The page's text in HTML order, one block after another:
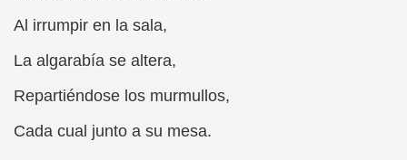
Al irrumpir en la sala,
La algarabía se altera,
Repartiéndose los murmullos,
Cada cual junto a su mesa.
Cultural China (Alberto Moravia)
Águila)
Matías)